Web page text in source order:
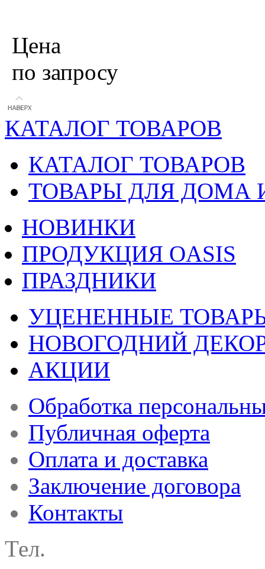
Цена
по запросу
КАТАЛОГ ТОВАРОВ
КАТАЛОГ ТОВАРОВ
ТОВАРЫ ДЛЯ ДОМА
НОВИНКИ
ПРОДУКЦИЯ OASIS
ПРАЗДНИКИ
УЦЕНЕННЫЕ
НОВОГОДНИЙ
АКЦИИ
Обработка
Публичная оферта
Оплата и доставка
Заключение договора
Контакты
Тел.